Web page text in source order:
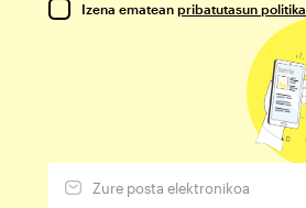
Izena ematean pribatutasun politika